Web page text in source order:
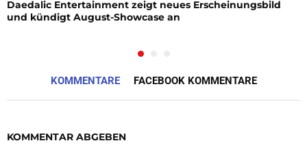
Daedalic Entertainment zeigt neues Erscheinungsbild
und kündigt August-Showcase an
KOMMENTARE FACEBOOK KOMMENTARE
KOMMENTAR ABGEBEN